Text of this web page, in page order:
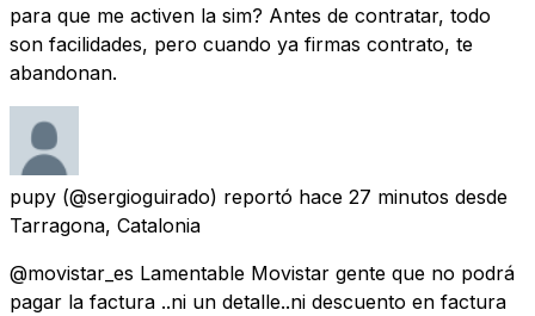
para que me activen la sim? Antes de contratar, todo
son facilidades, pero cuando ya firmas contrato, te
abandonan.
pupy (@sergioguirado) reportó hace 27 minutos desde
Tarragona, Catalonia
@movistar_es Lamentable Movistar gente que no podrá
pagar la factura ..ni un detalle..ni descuento en factura